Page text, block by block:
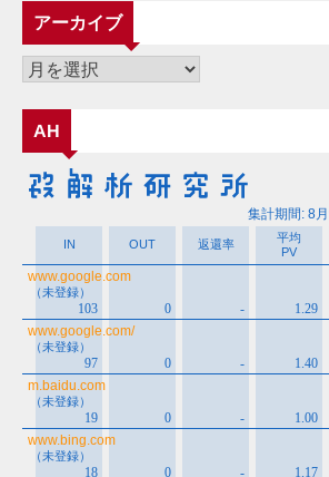
ゴ
リ
ー
アーカイブ
ア
カ
イ
ブ
AH